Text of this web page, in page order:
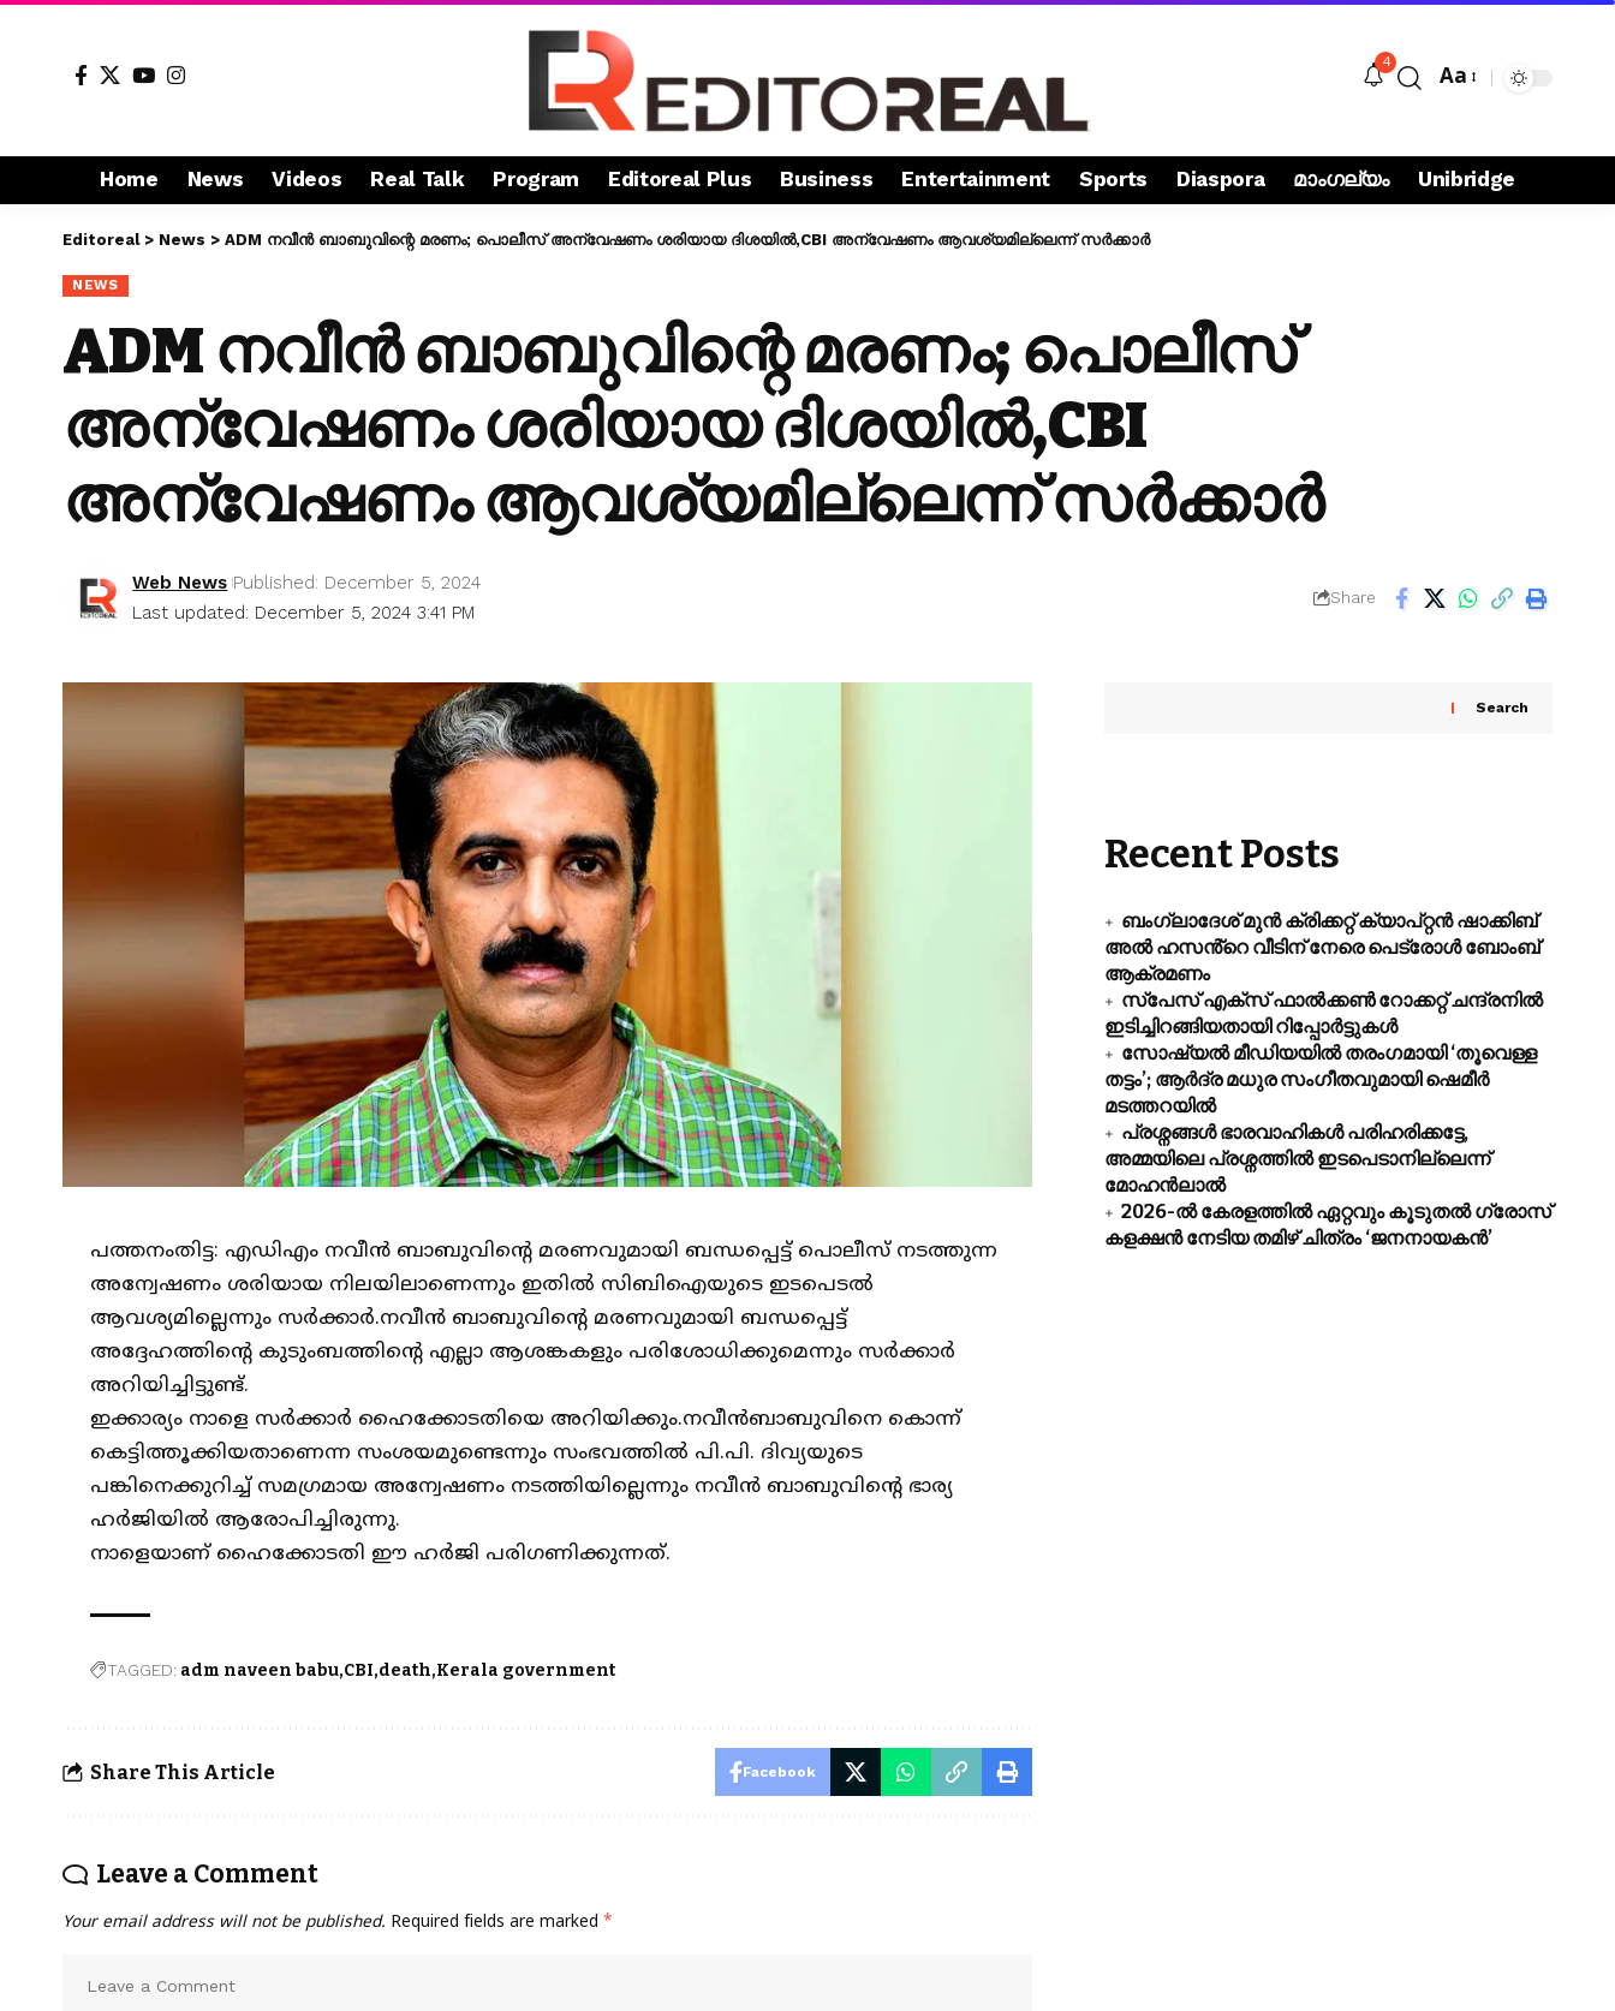
4
Aa
Home News Videos Real Talk Program Editoreal Plus Business Entertainment Sports Diaspora മാംഗല്യം Unibridge
Editoreal> News > ADM നവീൻ ബാബുവിന്റെ മരണം; പൊലീസ് അന്വേഷണം ശരിയായ ദിശയിൽ,CBI അന്വേഷണം ആവശ്യമില്ലെന്ന് സർക്കാർ
NEWS
ADM നവീൻ ബാബുവിന്റെ മരണം; പൊലീസ്
അന്വേഷണം ശരിയായ ദിശയിൽ,CBI
അന്വേഷണം ആവശ്യമില്ലെന്ന് സർക്കാർ
Last updated: December 5, 2024 3:41 PM
Web News Published: December 5, 2024
Share
പത്തനംതിട്ട: എഡിഎം നവീൻ ബാബുവിന്റെ മരണവുമായി ബന്ധപ്പെട്ട് പൊലീസ് നടത്തുന്ന
അന്വേഷണം ശരിയായ നിലയിലാണെന്നും ഇതിൽ സിബിഐയുടെ ഇടപെടൽ
ആവശ്യമില്ലെന്നും സർക്കാർ.നവീന്‍ ബാബുവിന്റെ മരണവുമായി ബന്ധപ്പെട്ട്
അദ്ദേഹത്തിന്റെ കുടുംബത്തിന്റെ എല്ലാ ആശങ്കകളും പരിശോധിക്കുമെന്നും സര്‍ക്കാര്‍
അറിയിച്ചിട്ടുണ്ട്.
ഇക്കാര്യം നാളെ സർക്കാർ ഹൈക്കോടതിയെ അറിയിക്കും.നവീന്‍ബാബുവിനെ കൊന്ന്
കെട്ടിത്തൂക്കിയതാണെന്ന സംശയമുണ്ടെന്നും സംഭവത്തില്‍ പി.പി. ദിവ്യയുടെ
പങ്കിനെക്കുറിച്ച് സമഗ്രമായ അന്വേഷണം നടത്തിയില്ലെന്നും നവീൻ ബാബുവിന്റെ ഭാര്യ
ഹര്‍ജിയില്‍ ആരോപിച്ചിരുന്നു.
നാളെയാണ് ഹൈക്കോടതി ഈ ഹര്‍ജി പരിഗണിക്കുന്നത്.
TAGGED: adm naveen babu CBI death Kerala government
Share This Article Facebook
Leave a Comment
Your email address will not be published. Required fields are marked *
Search
Recent Posts
ബംഗ്ലാദേശ് മുൻ ക്രിക്കറ്റ് ക്യാപ്റ്റൻ ഷാക്കിബ്
അൽ ഹസൻ്റെ വീടിന് നേരെ പെട്രോൾ ബോംബ്
ആക്രമണം
സ്പേസ് എക്സ് ഫാൽക്കൺ റോക്കറ്റ് ചന്ദ്രനിൽ
ഇടിച്ചിറങ്ങിയതായി റിപ്പോർട്ടുകൾ
സോഷ്യൽ മീഡിയയിൽ തരംഗമായി ‘തൂവെള്ള
തട്ടം’; ആർദ്ര മധുര സംഗീതവുമായി ഷെമീർ
മടത്തറയിൽ
പ്രശ്നങ്ങൾ ഭാരവാഹികൾ പരിഹരിക്കട്ടേ,
അമ്മയിലെ പ്രശ്നത്തിൽ ഇടപെടാനില്ലെന്ന്
മോഹൻലാൽ
2026-ൽ കേരളത്തിൽ ഏറ്റവും കൂടുതൽ ഗ്രോസ്
കളക്ഷൻ നേടിയ തമിഴ് ചിത്രം ‘ജനനായകൻ’